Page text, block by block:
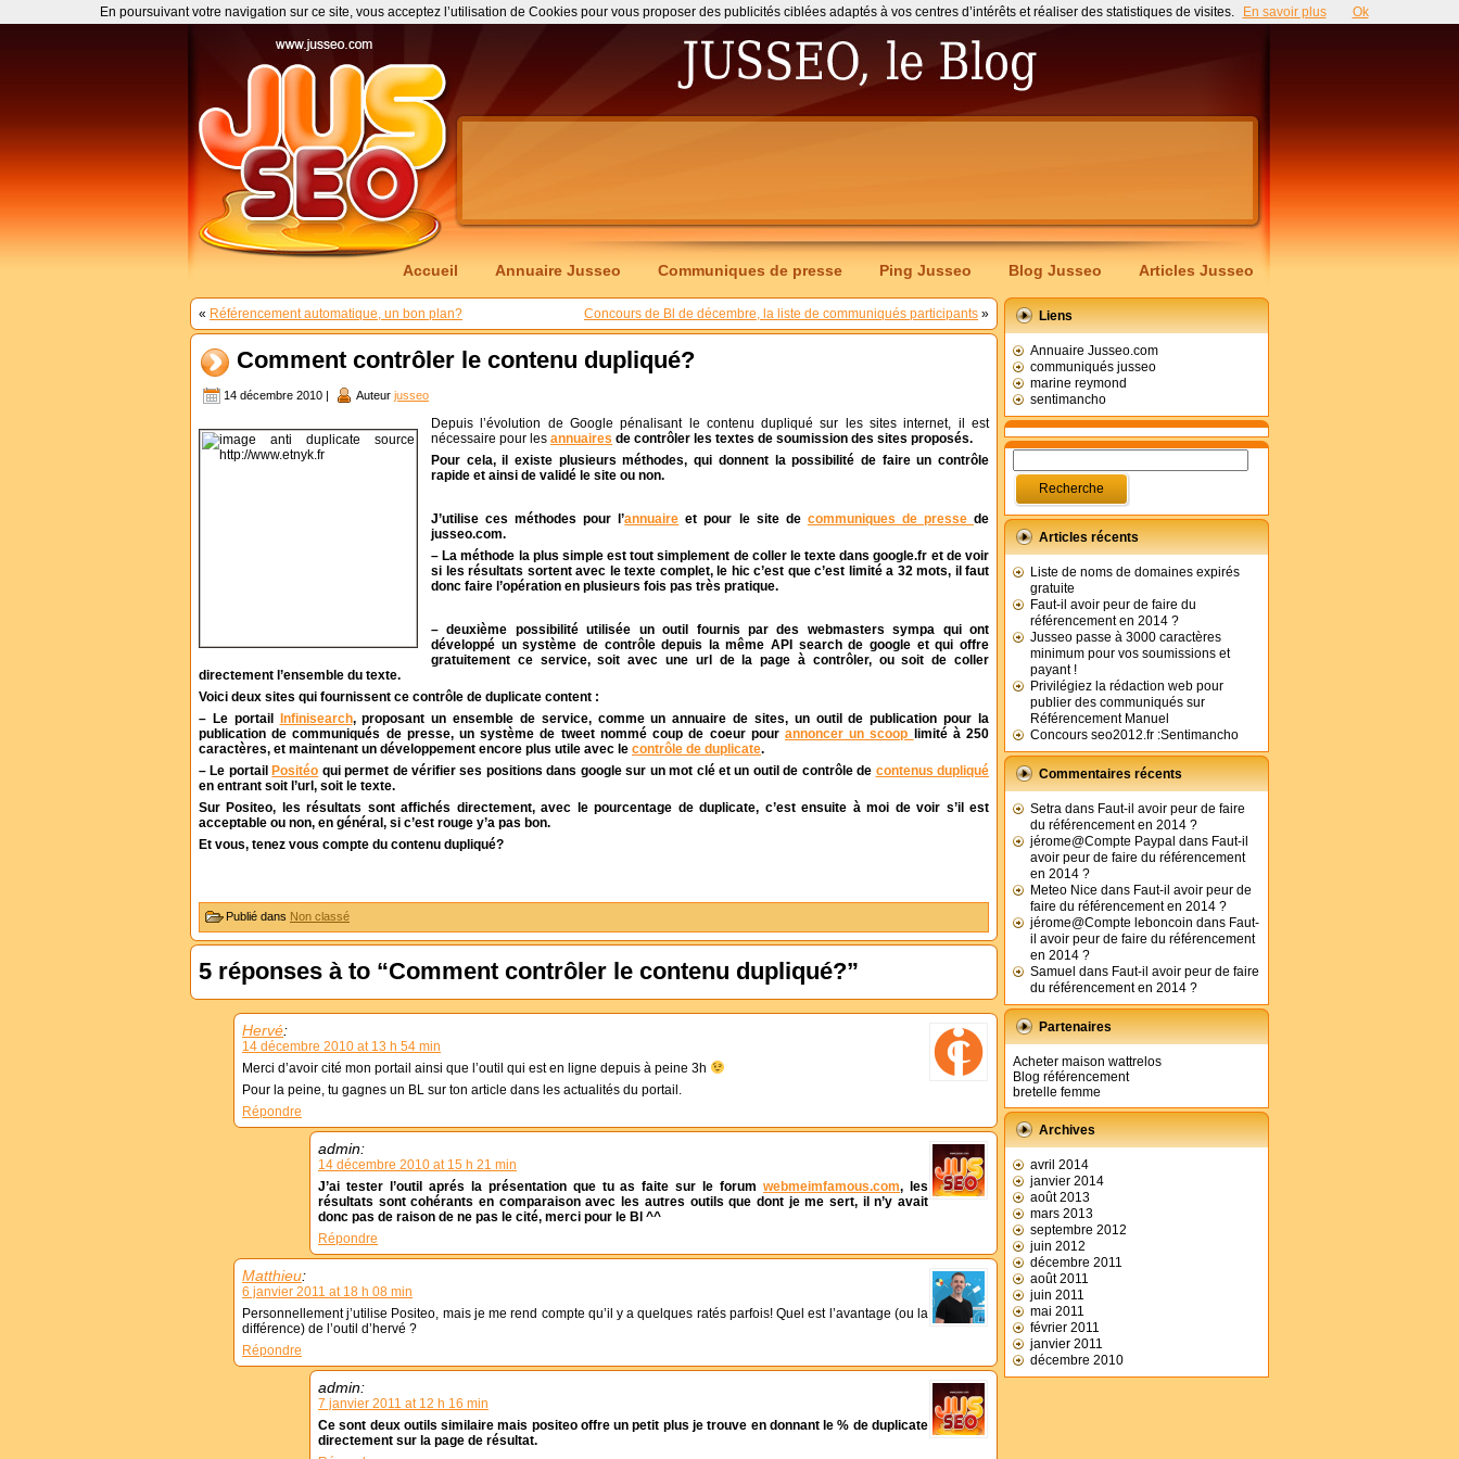
Accueil Annuaire Jusseo Communiques de presse Ping Jusseo Blog Jusseo Articles Jusseo
« Référencement automatique, un bon plan? Concours de Bl de décembre, la liste de communiqués participants »
Comment contrôler le contenu dupliqué?
14 décembre 2010 | Auteur jusseo
Depuis l’évolution de Google pénalisant le contenu dupliqué sur les sites internet, il est
nécessaire pour les annuaires de contrôler les textes de soumission des sites proposés.
Pour cela, il existe plusieurs méthodes, qui donnent la possibilité de faire un contrôle
rapide et ainsi de validé le site ou non.
J’utilise ces méthodes pour l’annuaire et pour le site de communiques de pressede
jusseo.com.
– La méthode la plus simple est tout simplement de coller le texte dans google.fr et de voir
si les résultats sortent avec le texte complet, le hic c’est que c’est limité a 32 mots, il faut
donc faire l’opération en plusieurs fois pas très pratique.
– deuxième possibilité utilisée un outil fournis par des webmasters sympa qui ont
développé un système de contrôle depuis la même API search de google et qui offre
gratuitement ce service, soit avec une url de la page à contrôler, ou soit de coller
directement l’ensemble du texte.
Voici deux sites qui fournissent ce contrôle de duplicate content :
– Le portail Infinisearch, proposant un ensemble de service, comme un annuaire de sites, un outil de publication pour la
publication de communiqués de presse, un système de tweet nommé coup de coeur pour annoncer un scoop limité à 250
caractères, et maintenant un développement encore plus utile avec le contrôle de duplicate.
– Le portailPositéo qui permet de vérifier ses positions dans google sur un mot clé et un outil de contrôle de contenus dupliqué
en entrant soit l’url, soit le texte.
Sur Positeo, les résultats sont affichés directement, avec le pourcentage de duplicate, c’est ensuite à moi de voir s’il est
acceptable ou non, en général, si c’est rouge y’a pas bon.
Et vous, tenez vous compte du contenu dupliqué?
Publié dans Non classé
5 réponses à to “Comment contrôler le contenu dupliqué?”
Hervé:
14 décembre 2010 at 13 h 54 min
Merci d’avoir cité mon portail ainsi que l’outil qui est en ligne depuis à peine 3h
Pour la peine, tu gagnes un BL sur ton article dans les actualités du portail.
Répondre
admin:
14 décembre 2010 at 15 h 21 min
J’ai tester l’outil aprés la présentation que tu as faite sur le forumwebmeimfamous.com, les
résultats sont cohérants en comparaison avec les autres outils que dont je me sert, il n’y avait
donc pas de raison de ne pas le cité, merci pour le Bl ^^
Répondre
Matthieu:
6 janvier 2011 at 18 h 08 min
Personnellement j’utilise Positeo, mais je me rend compte qu’il y a quelques ratés parfois! Quel est l’avantage (ou la
différence) de l’outil d’hervé ?
Répondre
admin:
7 janvier 2011 at 12 h 16 min
Ce sont deux outils similaire mais positeo offre un petit plus je trouve en donnant le % de duplicate
directement sur la page de résultat.
Liens
Annuaire Jusseo.com
communiqués jusseo
marine reymond
sentimancho
Articles récents
Liste de noms de domaines expirés
gratuite
Faut-il avoir peur de faire du
référencement en 2014 ?
Jusseo passe à 3000 caractères
minimum pour vos soumissions et
payant !
Privilégiez la rédaction web pour
publier des communiqués sur
Référencement Manuel
Concours seo2012.fr :Sentimancho
Commentaires récents
Setra dans Faut-il avoir peur de faire
du référencement en 2014 ?
jérome@Compte Paypal dans Faut-il
avoir peur de faire du référencement
en 2014 ?
Meteo Nice dans Faut-il avoir peur de
faire du référencement en 2014 ?
jérome@Compte leboncoin dans Faut-
il avoir peur de faire du référencement
en 2014 ?
Samuel dans Faut-il avoir peur de faire
du référencement en 2014 ?
Partenaires
Acheter maison wattrelos
Blog référencement
bretelle femme
Archives
avril 2014
janvier 2014
août 2013
mars 2013
septembre 2012
juin 2012
décembre 2011
août 2011
juin 2011
mai 2011
février 2011
janvier 2011
décembre 2010
En poursuivant votre navigation sur ce site, vous acceptez l’utilisation de Cookies pour vous proposer des publicités ciblées adaptés à vos centres d’intérêts et réaliser des statistiques de visites. En savoir plus Ok